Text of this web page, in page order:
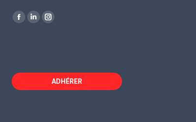
Retrouvez-nous sur :
La
dans
La
dans
La
dans
une
ADHÉRER